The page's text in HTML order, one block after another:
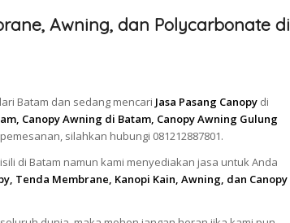
Awning, dan Polycarbonate di
Batam dan sedang mencari Jasa Pasang Canopy di
Canopy Awning di Batam, Canopy Awning Gulung
silahkan hubungi 081212887801.
di Batam namun kami menyediakan jasa untuk Anda
Tenda Membrane, Kanopi Kain, Awning, dan Canopy